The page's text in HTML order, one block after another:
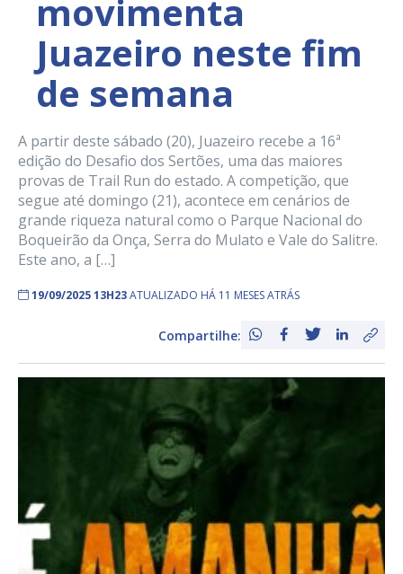
movimenta
Juazeiro neste fim
de semana
A partir deste sábado (20), Juazeiro recebe a 16ª
edição do Desafio dos Sertões, uma das maiores
provas de Trail Run do estado. A competição, que
segue até domingo (21), acontece em cenários de
grande riqueza natural como o Parque Nacional do
Boqueirão da Onça, Serra do Mulato e Vale do Salitre.
Este ano, a […]
19/09/2025 13H23ATUALIZADO HÁ 11 MESES ATRÁS
Compartilhe: